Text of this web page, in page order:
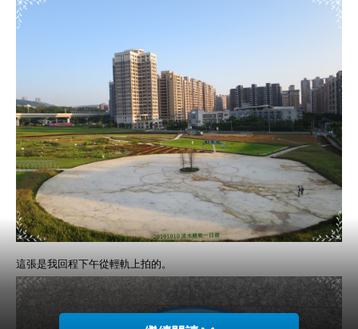
這張是我回程下午從輕軌上拍的。